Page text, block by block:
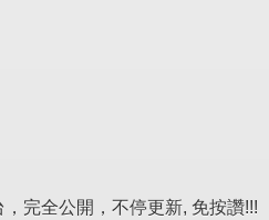
完全公開，不停更新, 免按讚!!!